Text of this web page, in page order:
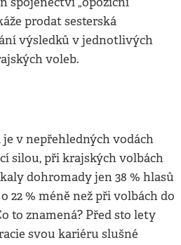
prodat sesterská
výsledků v jednotlivých
voleb.
v nepřehledných vodách
silou, při krajských volbách
dohromady jen 38 % hlasů
o 22 % méně než při volbách do
to znamená? Před sto lety
svou kariéru slušné